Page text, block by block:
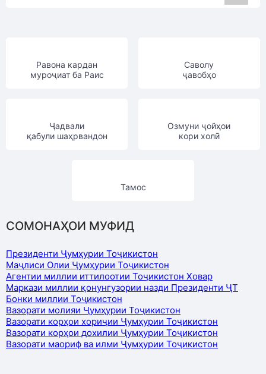
Равона кардан
муроҷиат ба Раис
Саволу
ҷавобҳо
Ҷадвали
қабули шаҳрвандон
Озмуни ҷойҳои
кори холӣ
Тамос
СОМОНАҲОИ МУФИД
Президенти Ҷумҳурии Тоҷикистон
Маҷлиси Олии Ҷумҳурии Тоҷикистон
Агентии миллии иттилоотии Тоҷикистон Ховар
Маркази миллии қонунгузории назди Президенти ҶТ
Бонки миллии Тоҷикистон
Вазорати молияи Ҷумҳурии Тоҷикистон
Вазорати корҳои хориҷии Ҷумҳурии Тоҷикистон
Вазорати корҳои дохилии Ҷумҳурии Тоҷикистон
Вазорати маориф ва илми Ҷумҳурии Тоҷикистон